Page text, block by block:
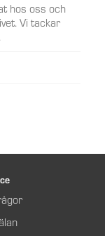
hos oss och
Vi tackar